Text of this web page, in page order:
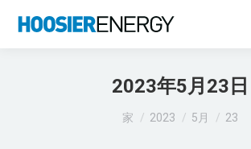
2023年5月23日
あなたはここにいる：
家 2023 5月 23